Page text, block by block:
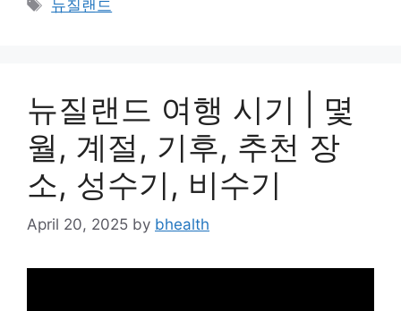
뉴질랜드
뉴질랜드 여행 시기 | 몇
월, 계절, 기후, 추천 장
소, 성수기, 비수기
April 20, 2025 by bhealth